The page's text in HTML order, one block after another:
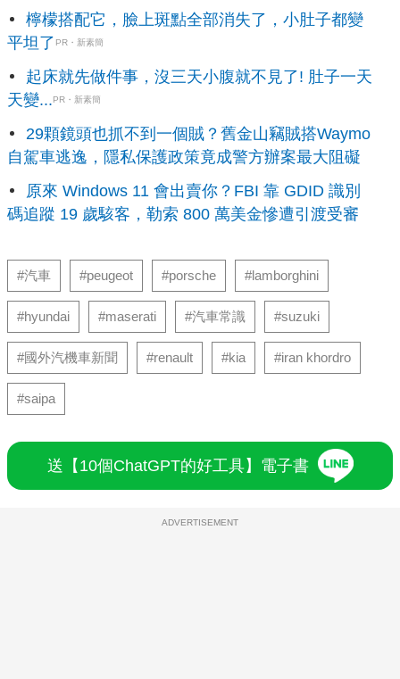
檸檬搭配它，臉上斑點全部消失了，小肚子都變
平坦了 PR・新素簡
起床就先做件事，沒三天小腹就不見了! 肚子一天
天變...PR・新素簡
29顆鏡頭也抓不到一個賊？舊金山竊賊搭Waymo
自駕車逃逸，隱私保護政策竟成警方辦案最大阻礙
原來 Windows 11 會出賣你？FBI 靠 GDID 識別
碼追蹤 19 歲駭客，勒索 800 萬美金慘遭引渡受審
#汽車 #peugeot #porsche #lamborghini
#hyundai #maserati #汽車常識 #suzuki
#國外汽機車新聞 #renault #kia #iran khordro
#saipa
送【10個ChatGPT的好工具】電子書
ADVERTISEMENT